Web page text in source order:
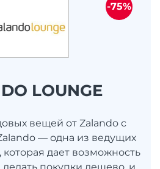
LOUNGE
вещей от Zalando c
— одна из ведущих
дает возможность
-75%